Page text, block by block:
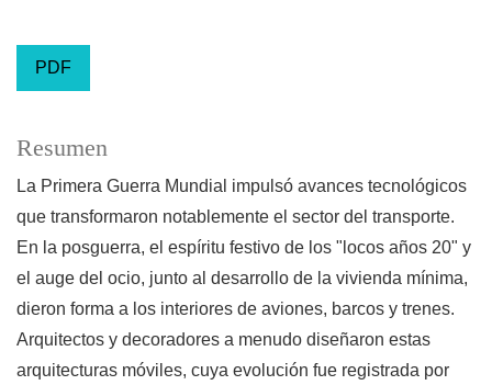
PDF
Resumen
La Primera Guerra Mundial impulsó avances tecnológicos
que transformaron notablemente el sector del transporte.
En la posguerra, el espíritu festivo de los "locos años 20" y
el auge del ocio, junto al desarrollo de la vivienda mínima,
dieron forma a los interiores de aviones, barcos y trenes.
Arquitectos y decoradores a menudo diseñaron estas
arquitecturas móviles, cuya evolución fue registrada por